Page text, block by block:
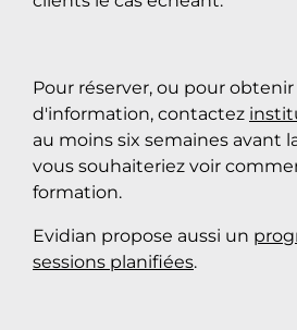
Pour réserver, ou pour
d'information, contactez
au moins six semaines avant
vous souhaiteriez voir
formation.
Evidian propose aussi un
sessions planifiées.